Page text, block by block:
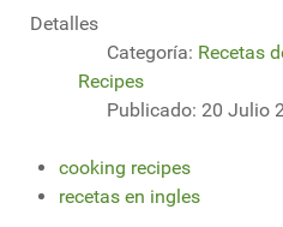
Detalles
Categoría: Recetas
Recipes
Publicado: 20 Julio
cooking recipes
recetas en ingles